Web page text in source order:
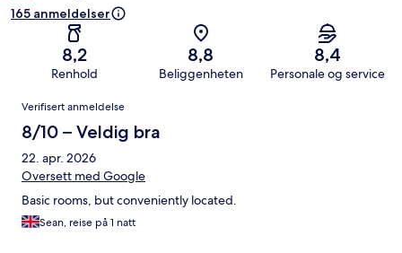
165 anmeldelser
8,2
Renhold
8,8
Beliggenheten
8,4
Personale og service
Anmeldelser
Verifisert anmeldelse
8/10 – Veldig bra
22. apr. 2026
Oversett med Google
Basic rooms, but conveniently located.
Sean, reise på 1 natt